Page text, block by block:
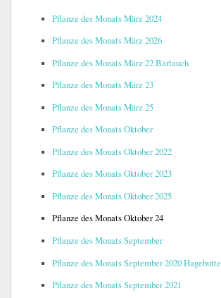
Pflanze des Monats März 2024
Pflanze des Monats März 2026
Pflanze des Monats März 22 Bärlauch
Pflanze des Monats März 23
Pflanze des Monats März 25
Pflanze des Monats Oktober
Pflanze des Monats Oktober 2022
Pflanze des Monats Oktober 2023
Pflanze des Monats Oktober 2025
Pflanze des Monats Oktober 24
Pflanze des Monats September
Pflanze des Monats September 2020 Hagebutte
Pflanze des Monats September 2021